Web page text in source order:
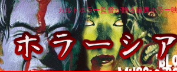
カルトホラー監督が贈る厳選ホラー